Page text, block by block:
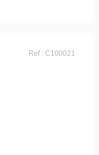
Ref : C100021